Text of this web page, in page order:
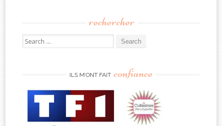
rechercher
Search
for:
ILS M’ONT FAIT confiance